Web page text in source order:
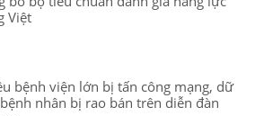
Việt
bệnh viện lớn bị tấn công mạng, dữ
nhân bị rao bán trên diễn đàn